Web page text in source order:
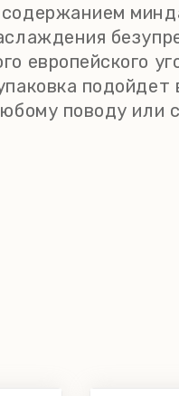
европейского
подойдет
поводу или